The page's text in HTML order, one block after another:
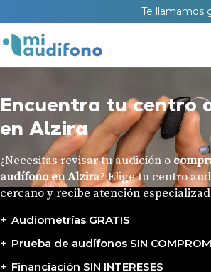
Te llamamos
Encuentra tu centro
en Alzira
¿Necesitas revisar tu audición o
audífono en Alzira? Elige tu centro
cercano y recibe atención
Audiometrías GRATIS
Prueba de audífonos SIN
Financiación SIN INTERESES